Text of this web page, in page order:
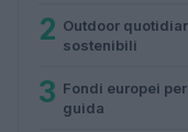
2 Outdoor
sostenibili
3 Fondi europei
guida